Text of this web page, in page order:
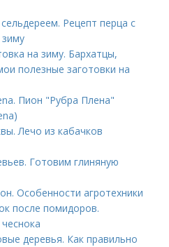
Рецепт перца с
на зиму. Бархатцы,
полезные заготовки на
Пион "Рубра Плена"
Лечо из кабачков
Готовим глиняную
Особенности агротехники
после помидоров.
деревья. Как правильно